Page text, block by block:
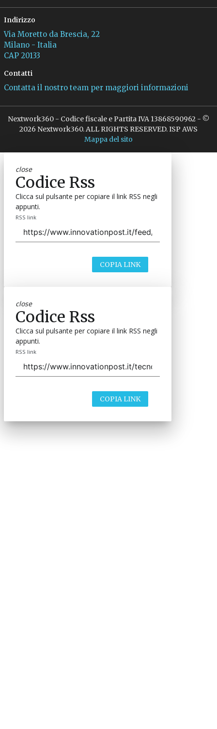
Indirizzo
Via Moretto da Brescia, 22
Milano - Italia
CAP 20133
Contatti
Contatta il nostro team per maggiori informazioni
Nextwork360 - Codice fiscale e Partita IVA 13868590962 - ©
2026 Nextwork360. ALL RIGHTS RESERVED. ISP AWS
Mappa del sito
close
Codice Rss
Clicca sul pulsante per copiare il link RSS negli
appunti.
RSS link
COPIA LINK
close
Codice Rss
Clicca sul pulsante per copiare il link RSS negli
appunti.
RSS link
COPIA LINK